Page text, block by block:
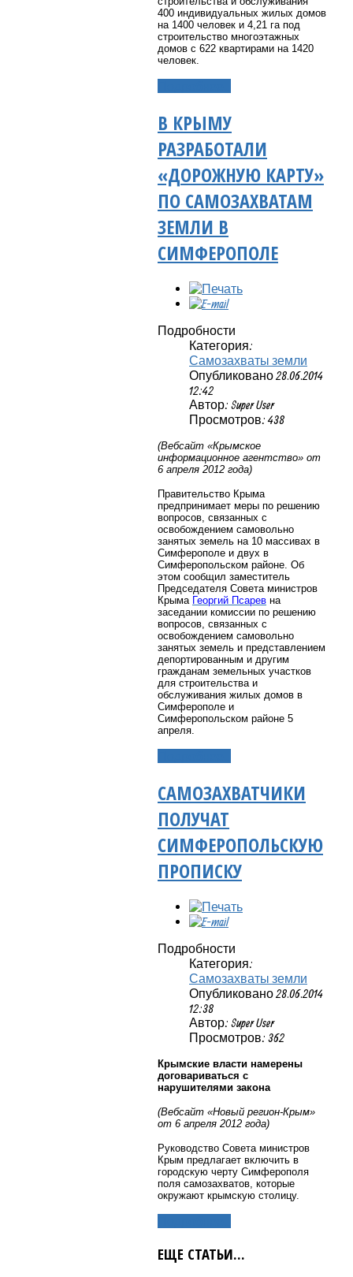
400 индивидуальных жилых домов
на 1400 человек и 4,21 га под
строительство многоэтажных
домов с 622 квартирами на 1420
человек.
В КРЫМУ
РАЗРАБОТАЛИ
«ДОРОЖНУЮ КАРТУ»
ПО САМОЗАХВАТАМ
ЗЕМЛИ В
СИМФЕРОПОЛЕ
Подробности
Категория:
Самозахваты земли
Опубликовано 28.06.2014
12:42
Автор: Super User
Просмотров: 438
(Вебсайт «Крымское
информационное агентство» от
6 апреля 2012 года)
Правительство Крыма
предпринимает меры по решению
вопросов, связанных с
освобождением самовольно
занятых земель на 10 массивах в
Симферополе и двух в
Симферопольском районе. Об
этом сообщил заместитель
Председателя Совета министров
Крыма Георгий Псарев на
заседании комиссии по решению
вопросов, связанных с
освобождением самовольно
занятых земель и представлением
депортированным и другим
гражданам земельных участков
для строительства и
обслуживания жилых домов в
Симферополе и
Симферопольском районе 5
апреля.
САМОЗАХВАТЧИКИ
ПОЛУЧАТ
СИМФЕРОПОЛЬСКУЮ
ПРОПИСКУ
Подробности
Категория:
Самозахваты земли
Опубликовано 28.06.2014
12:38
Автор: Super User
Просмотров: 362
Крымские власти намерены
договариваться с
нарушителями закона
(Вебсайт «Новый регион-Крым»
от 6 апреля 2012 года)
Руководство Совета министров
Крым предлагает включить в
городскую черту Симферополя
поля самозахватов, которые
окружают крымскую столицу.
ЕЩЕ СТАТЬИ...